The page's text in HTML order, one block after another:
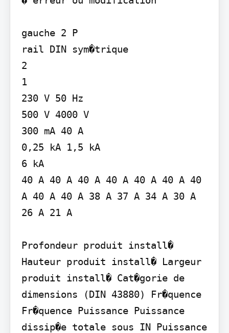
gauche 2 P
rail DIN sym�trique
2
1
230 V 50 Hz
500 V 4000 V
300 mA 40 A
0,25 kA 1,5 kA
6 kA
40 A 40 A 40 A 40 A 40 A 40 A 40
A 40 A 40 A 38 A 37 A 34 A 30 A
26 A 21 A
Profondeur produit install�
Hauteur produit install� Largeur
produit install� Cat�gorie de
dimensions (DIN 43880) Fr�quence
Fr�quence Puissance Puissance
dissip�e totale sous IN Puissance